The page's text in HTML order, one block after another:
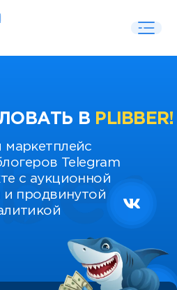
В PLIBBER!
маркетплейс
Telegram
с аукционной
и продвинутой